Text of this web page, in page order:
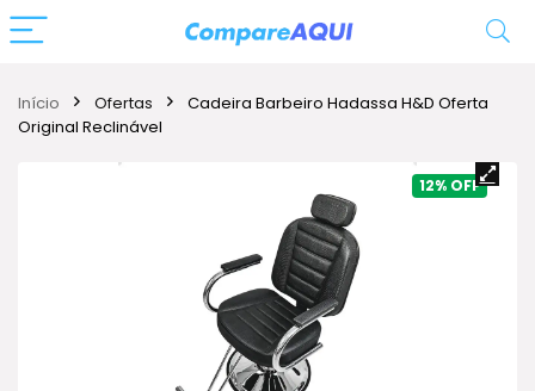
Início Ofertas
Cadeira Barbeiro Hadassa H&D Oferta
Original Reclinável
12%